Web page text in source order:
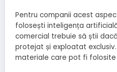
Pentru companii acest
folosești inteligența
comercial trebuie să știi
protejat și exploatat
materiale care pot fi